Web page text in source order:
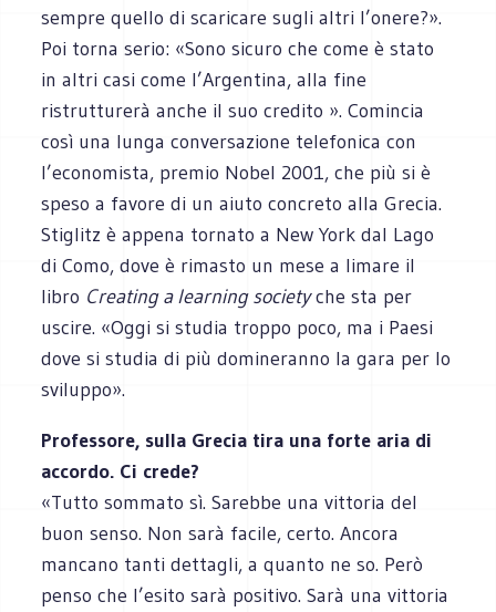
sempre quello di scaricare sugli altri l’onere?».
Poi torna serio: «Sono sicuro che come è stato
in altri casi come l’Argentina, alla fine
ristrutturerà anche il suo credito ». Comincia
così una lunga conversazione telefonica con
l’economista, premio Nobel 2001, che più si è
speso a favore di un aiuto concreto alla Grecia.
Stiglitz è appena tornato a New York dal Lago
di Como, dove è rimasto un mese a limare il
libro Creating a learning societyche sta per
uscire. «Oggi si studia troppo poco, ma i Paesi
dove si studia di più domineranno la gara per lo
sviluppo».
Professore, sulla Grecia tira una forte aria di
accordo. Ci crede?
«Tutto sommato sì. Sarebbe una vittoria del
buon senso. Non sarà facile, certo. Ancora
mancano tanti dettagli, a quanto ne so. Però
penso che l’esito sarà positivo. Sarà una vittoria